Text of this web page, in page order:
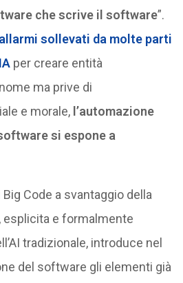
che scrive il software”.
allarmi sollevati da molte parti
per creare entità
ma prive di
e morale, l’automazione
si espone a
Big Code a svantaggio della
e formalmente
tradizionale, introduce nel
del software gli elementi già